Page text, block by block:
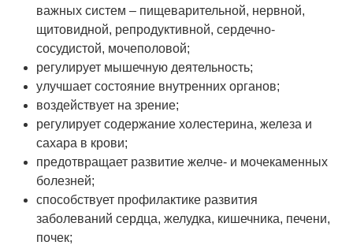
важных систем – пищеварительной, нервной,
щитовидной, репродуктивной, сердечно-
сосудистой, мочеполовой;
регулирует мышечную деятельность;
улучшает состояние внутренних органов;
воздействует на зрение;
регулирует содержание холестерина, железа и
сахара в крови;
предотвращает развитие желче- и мочекаменных
болезней;
способствует профилактике развития
заболеваний сердца, желудка, кишечника, печени,
почек;